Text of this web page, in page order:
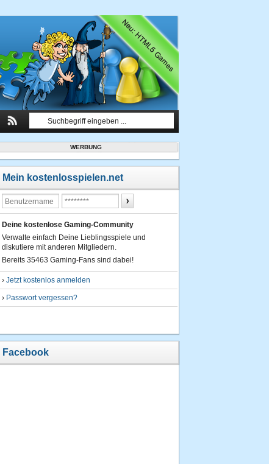
WERBUNG
Mein kostenlosspielen.net
Deine kostenlose Gaming-Community
Verwalte einfach Deine Lieblingsspiele und
diskutiere mit anderen Mitgliedern.
Bereits 35463 Gaming-Fans sind dabei!
› Jetzt kostenlos anmelden
› Passwort vergessen?
Facebook